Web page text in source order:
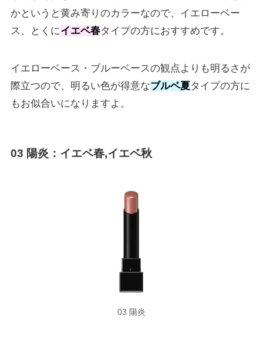
かというと黄み寄りのカラーなので、イエローベー
ス、とくにイエベ春タイプの方におすすめです。
イエローベース・ブルーベースの観点よりも明るさが
際立つので、明るい色が得意なブルベ夏 タイプの方に
もお似合いになりますよ。
03 陽炎 ：イエベ春,イエベ秋
03 陽炎